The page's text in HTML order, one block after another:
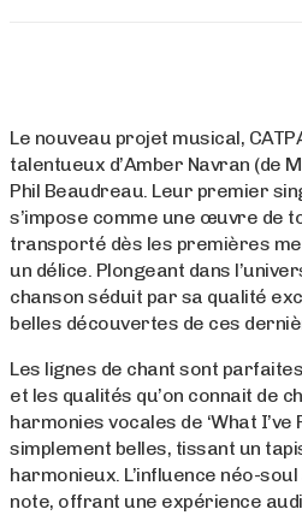
Le nouveau projet musical,
talentueux d’Amber Navran (de
Phil Beaudreau. Leur premier
s’impose comme une œuvre de
transporté dès les premières
un délice. Plongeant dans
chanson séduit par sa qualité
belles découvertes de ces
Les lignes de chant sont
et les qualités qu’on connait de
harmonies vocales de ‘What I’ve
simplement belles, tissant un
harmonieux. L’influence néo-
note, offrant une expérience